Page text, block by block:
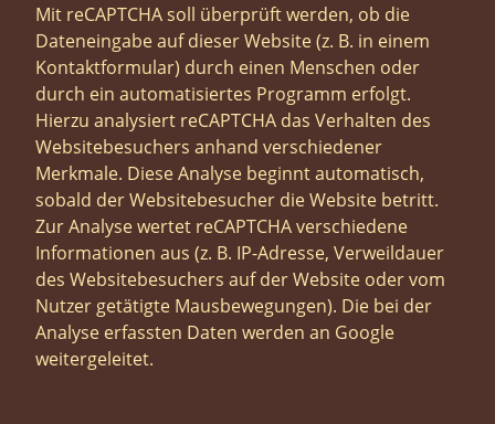
Mit reCAPTCHA soll überprüft werden, ob die
Dateneingabe auf dieser Website (z. B. in einem
Kontaktformular) durch einen Menschen oder
durch ein automatisiertes Programm erfolgt.
Hierzu analysiert reCAPTCHA das Verhalten des
Websitebesuchers anhand verschiedener
Merkmale. Diese Analyse beginnt automatisch,
sobald der Websitebesucher die Website betritt.
Zur Analyse wertet reCAPTCHA verschiedene
Informationen aus (z. B. IP-Adresse, Verweildauer
des Websitebesuchers auf der Website oder vom
Nutzer getätigte Mausbewegungen). Die bei der
Analyse erfassten Daten werden an Google
weitergeleitet.